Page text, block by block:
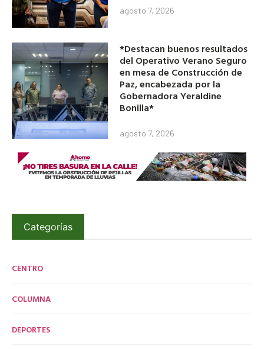
agosto 7, 2026
*Destacan buenos resultados
del Operativo Verano Seguro
en mesa de Construcción de
Paz, encabezada por la
Gobernadora Yeraldine
Bonilla*
agosto 7, 2026
Categorías
CENTRO
COLUMNA
DEPORTES